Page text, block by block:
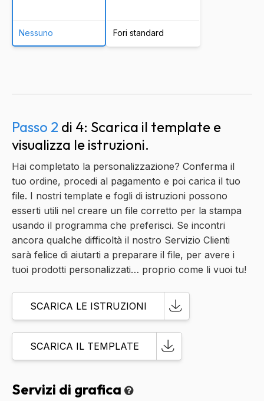
Nessuno Fori standard
Passo 2 di 4: Scarica il template e
visualizza le istruzioni.
Hai completato la personalizzazione? Conferma il
tuo ordine, procedi al pagamento e poi carica il tuo
file. I nostri template e fogli di istruzioni possono
esserti utili nel creare un file corretto per la stampa
usando il programma che preferisci. Se incontri
ancora qualche difficoltà il nostro Servizio Clienti
sarà felice di aiutarti a preparare il file, per avere i
tuoi prodotti personalizzati… proprio come li vuoi tu!
SCARICA LE ISTRUZIONI
SCARICA IL TEMPLATE
Servizi di grafica